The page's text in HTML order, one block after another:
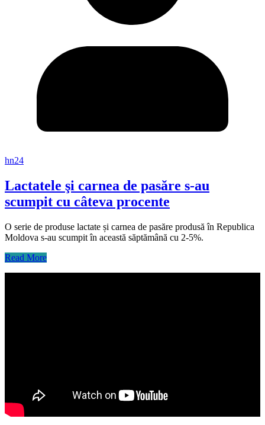
hn24
Lactatele şi carnea de pasăre s-au
scumpit cu câteva procente
O serie de produse lactate și carnea de pasăre produsă în Republica
Moldova s-au scumpit în această săptămână cu 2-5%.
Read More